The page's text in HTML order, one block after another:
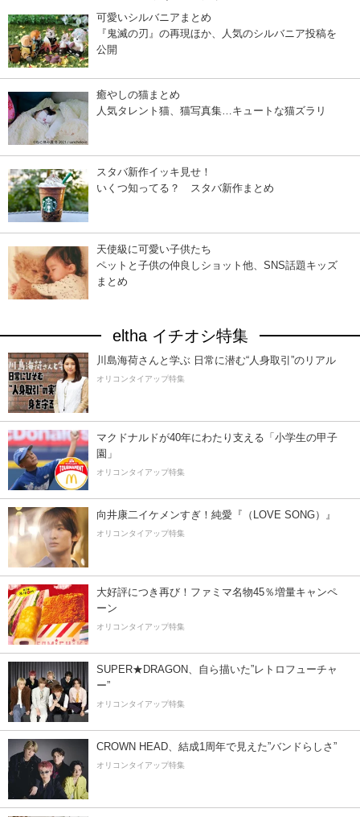
可愛いシルバニアまとめ
『鬼滅の刃』の再現ほか、人気のシルバニア投稿を
公開
癒やしの猫まとめ
人気タレント猫、猫写真集…キュートな猫ズラリ
スタバ新作イッキ見せ！
いくつ知ってる？ スタバ新作まとめ
天使級に可愛い子供たち
ペットと子供の仲良しショット他、SNS話題キッズ
まとめ
eltha イチオシ特集
川島海荷さんと学ぶ 日常に潜む“人身取引”のリアル
オリコンタイアップ特集
マクドナルドが40年にわたり支える「小学生の甲子
園」
オリコンタイアップ特集
向井康二イケメンすぎ！純愛『（LOVE SONG）』
オリコンタイアップ特集
大好評につき再び！ファミマ名物45％増量キャンペ
ーン
オリコンタイアップ特集
SUPER★DRAGON、自ら描いた”レトロフューチャ
ー”
オリコンタイアップ特集
CROWN HEAD、結成1周年で見えた”バンドらしさ”
オリコンタイアップ特集